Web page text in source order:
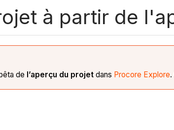
à partir de
de l’aperçu du projet dans Procore Explore.